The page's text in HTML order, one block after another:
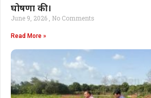
घोषणा की।
June 9, 2026 No Comments
Read More »